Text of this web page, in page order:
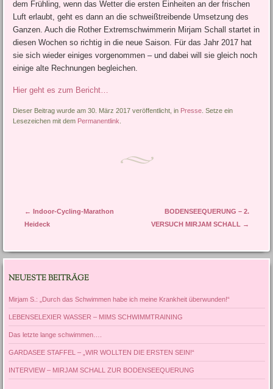
dem Frühling, wenn das Wetter die ersten Einheiten an der frischen
Luft erlaubt, geht es dann an die schweißtreibende Umsetzung des
Ganzen. Auch die Rother Extremschwimmerin Mirjam Schall startet in
diesen Wochen so richtig in die neue Saison. Für das Jahr 2017 hat
sie sich wieder einiges vorgenommen – und dabei will sie gleich noch
einige alte Rechnungen begleichen.
Hier geht es zum Bericht…
Dieser Beitrag wurde am 30. März 2017 veröffentlicht, in Presse . Setze ein
Lesezeichen mit dem Permanentlink
Artikel-Navigation
← Indoor-Cycling-Marathon
Heideck
BODENSEEQUERUNG – 2.
VERSUCH MIRJAM SCHALL →
NEUESTE BEITRÄGE
Mirjam S.: „Durch das Schwimmen habe ich meine Krankheit überwunden!“
LEBENSELEXIER WASSER – MIMS SCHWIMMTRAINING
Das letzte lange schwimmen….
GARDASEE STAFFEL – „WIR WOLLTEN DIE ERSTEN SEIN!“
INTERVIEW – MIRJAM SCHALL ZUR BODENSEEQUERUNG